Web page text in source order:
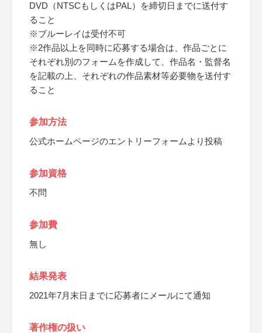
DVD（NTSCもしくはPAL）を締切日までに送付す
ること
※ブルーレイは受付不可
※2作品以上を同時に応募する場合は、作品ごとに
それぞれ別のフォームを作成して、作品名・監督名
を記載の上、それぞれの作品素材等必要物を送付す
ること
参加方法
公式ホームページのエントリーフォームより投稿
参加資格
不問
参加費
無し
結果発表
2021年7月末日までに応募者にメールにて通知
著作権の扱い